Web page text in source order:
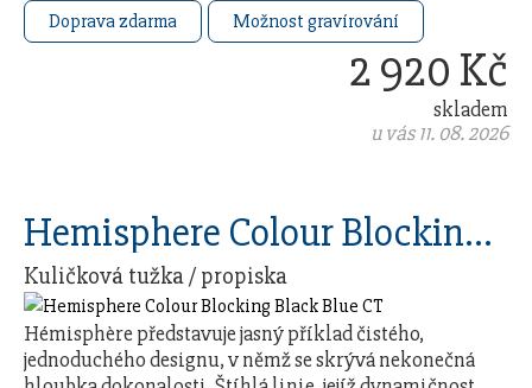
Doprava zdarma Možnost gravírování
2 920 Kč
skladem
u vás 11. 08. 2026
Hemisphere Colour Blocking Black Blue CT
Kuličková tužka / propiska
Hémisphère představuje jasný příklad čistého,
jednoduchého designu, v němž se skrývá nekonečná